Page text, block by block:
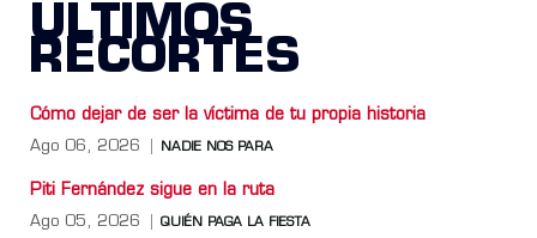
ÚLTIMOS
RECORTES
Cómo dejar de ser la víctima de tu propia historia
Ago 06, 2026 NADIE NOS PARA
Piti Fernández sigue en la ruta
Ago 05, 2026 QUIÉN PAGA LA FIESTA